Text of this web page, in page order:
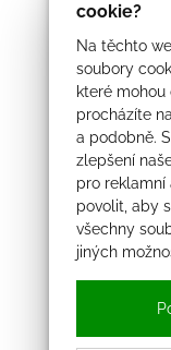
cookie?
Na těchto
soubory
které
procházíte
a podobně.
zlepšení
pro reklamní
povolit, aby
všechny
jiných